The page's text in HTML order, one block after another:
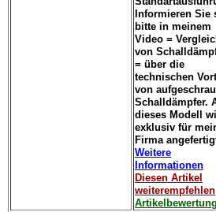
Informieren Sie
bitte in meinem
Video =
von
= über die
technischen
von
Schalldämpfer.
dieses Modell
exklusiv für
Firma
Weitere
Informationen
Diesen Artikel
weiterempfehlen